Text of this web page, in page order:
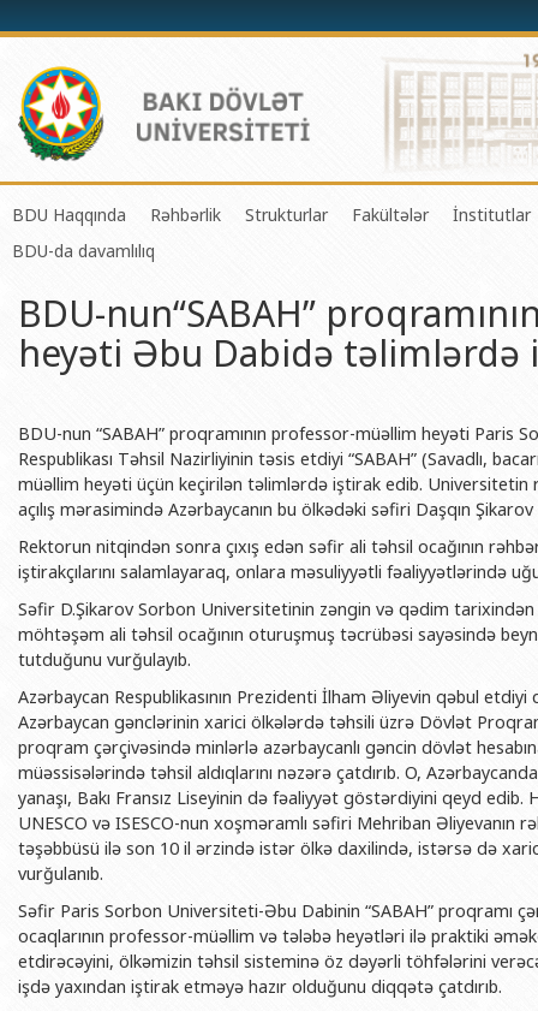
BDU Haqqında
BDU-nun tarixi
BDU-nun Missiya və Strateji inkişaf planı
BDU-nun İnkişaf Proqramı (2014-2020)
BDU-nun üzv olduğu beynəlxalq təşkilatlar
BDU-nun qrant layihələri
Rektorlarımız
BDU-nun məzunları
BDU-da təhsil
BDU-da tədris olunan ixtisaslar
Universitet tarixinin ən mühüm hadisələri
Rəhbərlik
Prorektorlar
Elmi Şura
Həmkarlar İttifaqı Komitəsi
Tədris Metodiki Şura
Strukturlar
Elmi fəaliyyətin təşkili və
Informasiya Texnologiyaları
Xarici tələbələrlə iş şöbəsi
İctimaiyyətlə əlaqələr və
Humanitar məsələlər və gənclər
İnsan resursları və hüquq şöbəsi
Maliyyə və təminat Departamenti
Psixoloji Yardım Sektoru
Mədəniyyət-yaradıcılıq Mərkəzi
İdman-sağlamlıq Mərkəzi
BDU-nun Nəşr Evi
Fakültələr
Tətbiqi riyaziyyat
Fizika fakültəsi
Biologiya fakültəsi
Ekologiya və
Coğrafiya fakültəsi
Geologiya fakültəsi
Tarix fakültəsi
Hüquq fakültəsi
Jurnalistika fakültəsi
İnformasiya və
Şərqşünasliq
İnstitutlar
Şəxsi
Publik
BDU-da davamlılıq
BDU-nun“SABAH”
heyəti Əbu Dabidə təlimlərdə
BDU-nun “SABAH” proqramının professor-müəllim heyəti Paris
Respublikası Təhsil Nazirliyinin təsis etdiyi “SABAH” (Savadlı,
müəllim heyəti üçün keçirilən təlimlərdə iştirak edib. Universitetin
açılış mərasimində Azərbaycanın bu ölkədəki səfiri Daşqın
Rektorun nitqindən sonra çıxış edən səfir ali təhsil ocağının
iştirakçılarını salamlayaraq, onlara məsuliyyətli fəaliyyətlərində
Səfir D.Şikarov Sorbon Universitetinin zəngin və qədim
möhtəşəm ali təhsil ocağının oturuşmuş təcrübəsi sayəsində
tutduğunu vurğulayıb.
Azərbaycan Respublikasının Prezidenti İlham Əliyevin qəbul
Azərbaycan gənclərinin xarici ölkələrdə təhsili üzrə Dövlət
proqram çərçivəsində minlərlə azərbaycanlı gəncin dövlət
müəssisələrində təhsil aldıqlarını nəzərə çatdırıb. O,
yanaşı, Bakı Fransız Liseyinin də fəaliyyət göstərdiyini qeyd edib.
UNESCO və ISESCO-nun xoşməramlı səfiri Mehriban Əliyevanın
təşəbbüsü ilə son 10 il ərzində istər ölkə daxilində, istərsə də
vurğulanıb.
Səfir Paris Sorbon Universiteti-Əbu Dabinin “SABAH” proqramı
ocaqlarının professor-müəllim və tələbə heyətləri ilə praktiki
etdirəcəyini, ölkəmizin təhsil sisteminə öz dəyərli töhfələrini
işdə yaxından iştirak etməyə hazır olduğunu diqqətə çatdırıb.